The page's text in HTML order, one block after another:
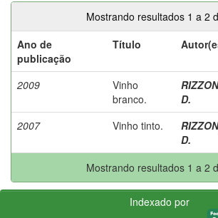
Mostrando resultados 1 a 2
Ano de
publicação
Título
2009
Vinho
branco.
D.
2007
Vinho tinto.
D.
Mostrando resultados 1 a 2
Indexado por